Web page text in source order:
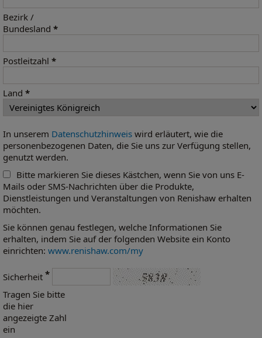
Bezirk /
Bundesland *
Postleitzahl *
Land *
In unserem Datenschutzhinweis wird erläutert, wie die
personenbezogenen Daten, die Sie uns zur Verfügung stellen,
genutzt werden.
Bitte markieren Sie dieses Kästchen, wenn Sie von uns E-
Mails oder SMS-Nachrichten über die Produkte,
Dienstleistungen und Veranstaltungen von Renishaw erhalten
möchten.
Sie können genau festlegen, welche Informationen Sie
erhalten, indem Sie auf der folgenden Website ein Konto
einrichten: www.renishaw.com/my
Sicherheit *
Tragen Sie bitte
die hier
angezeigte Zahl
ein